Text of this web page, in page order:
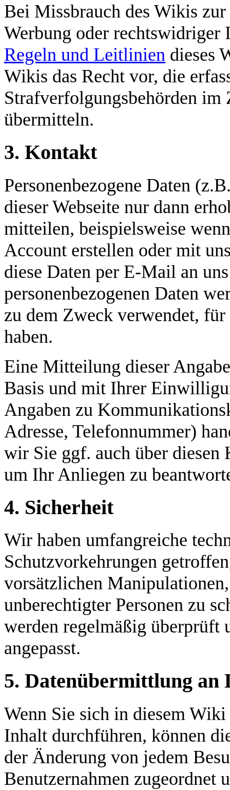
Bei Missbrauch des Wikis
Werbung oder rechtswidriger
Regeln und Leitlinien dieses
Wikis das Recht vor, die
Strafverfolgungsbehörden
übermitteln.
3. Kontakt
Personenbezogene Daten
dieser Webseite nur dann
mitteilen, beispielsweise
Account erstellen oder mit
diese Daten per E-Mail an
personenbezogenen Daten
zu dem Zweck verwendet,
haben.
Eine Mitteilung dieser
Basis und mit Ihrer
Angaben zu
Adresse, Telefonnummer)
wir Sie ggf. auch über
um Ihr Anliegen zu
4. Sicherheit
Wir haben umfangreiche
Schutzvorkehrungen
vorsätzlichen
unberechtigter Personen zu
werden regelmäßig überprüft
angepasst.
5. Datenübermittlung an
Wenn Sie sich in diesem
Inhalt durchführen, können
der Änderung von jedem
Benutzernahmen zugeordnet